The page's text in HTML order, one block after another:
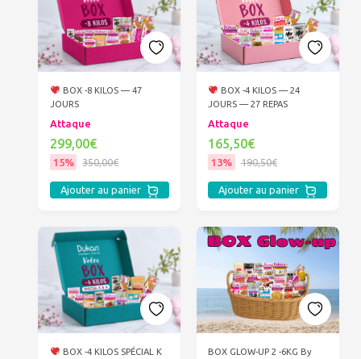
BOX -8 KILOS — 47
JOURS
Attaque
299,00€
15% 350,00€
Ajouter au panier
BOX -4 KILOS — 24
JOURS — 27 REPAS
Attaque
165,50€
13% 190,50€
Ajouter au panier
BOX -4 KILOS SPÉCIAL K
BOX GLOW-UP 2 -6KG By